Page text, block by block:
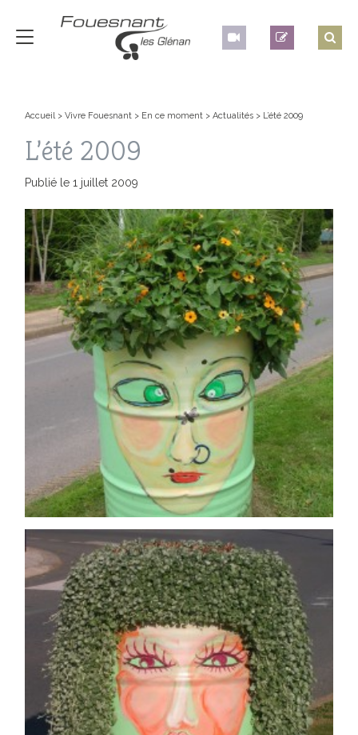
Accueil>Vivre Fouesnant > En ce moment >Actualités > L’été 2009
L’été 2009
Publié le 1 juillet 2009